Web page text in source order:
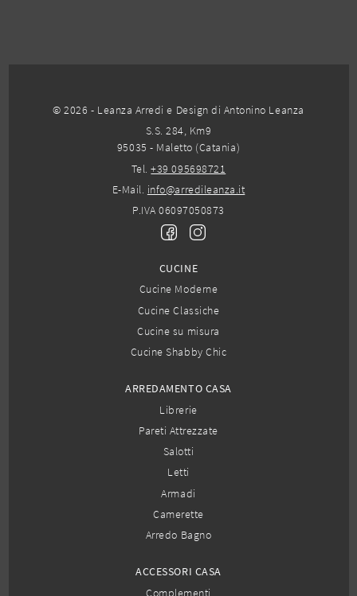
© 2026 - Leanza Arredi e Design di Antonino Leanza
S.S. 284, Km9
95035 - Maletto (Catania)
Tel.+39 095698721
E-Mail. info@arredileanza.it
P.IVA 06097050873
CUCINE
Cucine Moderne
Cucine Classiche
Cucine su misura
Cucine Shabby Chic
ARREDAMENTO CASA
Librerie
Pareti Attrezzate
Salotti
Letti
Armadi
Camerette
Arredo Bagno
ACCESSORI CASA
Complementi